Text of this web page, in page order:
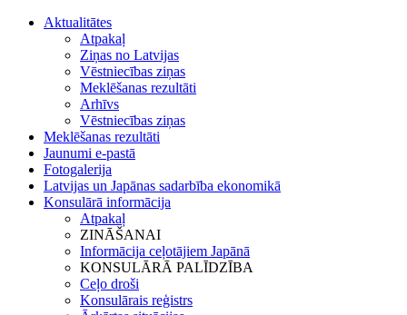
Aktualitātes
Atpakaļ
Ziņas no Latvijas
Vēstniecības ziņas
Meklēšanas rezultāti
Arhīvs
Vēstniecības ziņas
Meklēšanas rezultāti
Jaunumi e-pastā
Fotogalerija
Latvijas un Japānas sadarbība ekonomikā
Konsulārā informācija
Atpakaļ
ZINĀŠANAI
Informācija ceļotājiem Japānā
KONSULĀRĀ PALĪDZĪBA
Ceļo droši
Konsulārais reģistrs